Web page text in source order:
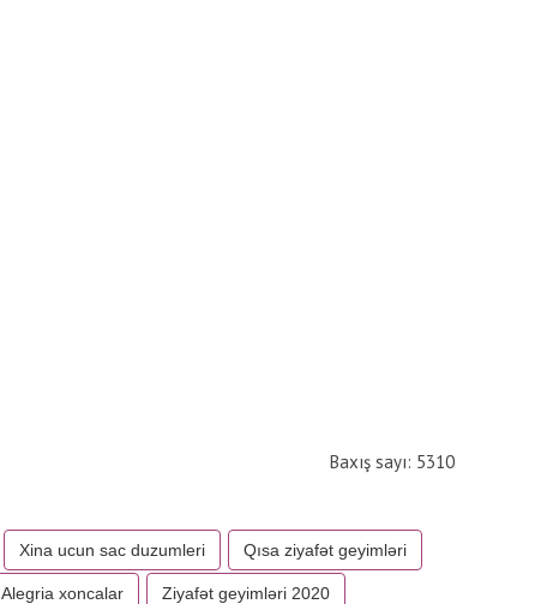
Baxış sayı: 5310
Xina ucun sac duzumleri Qısa ziyafət geyimləri
Alegria xoncalar Ziyafət geyimləri 2020